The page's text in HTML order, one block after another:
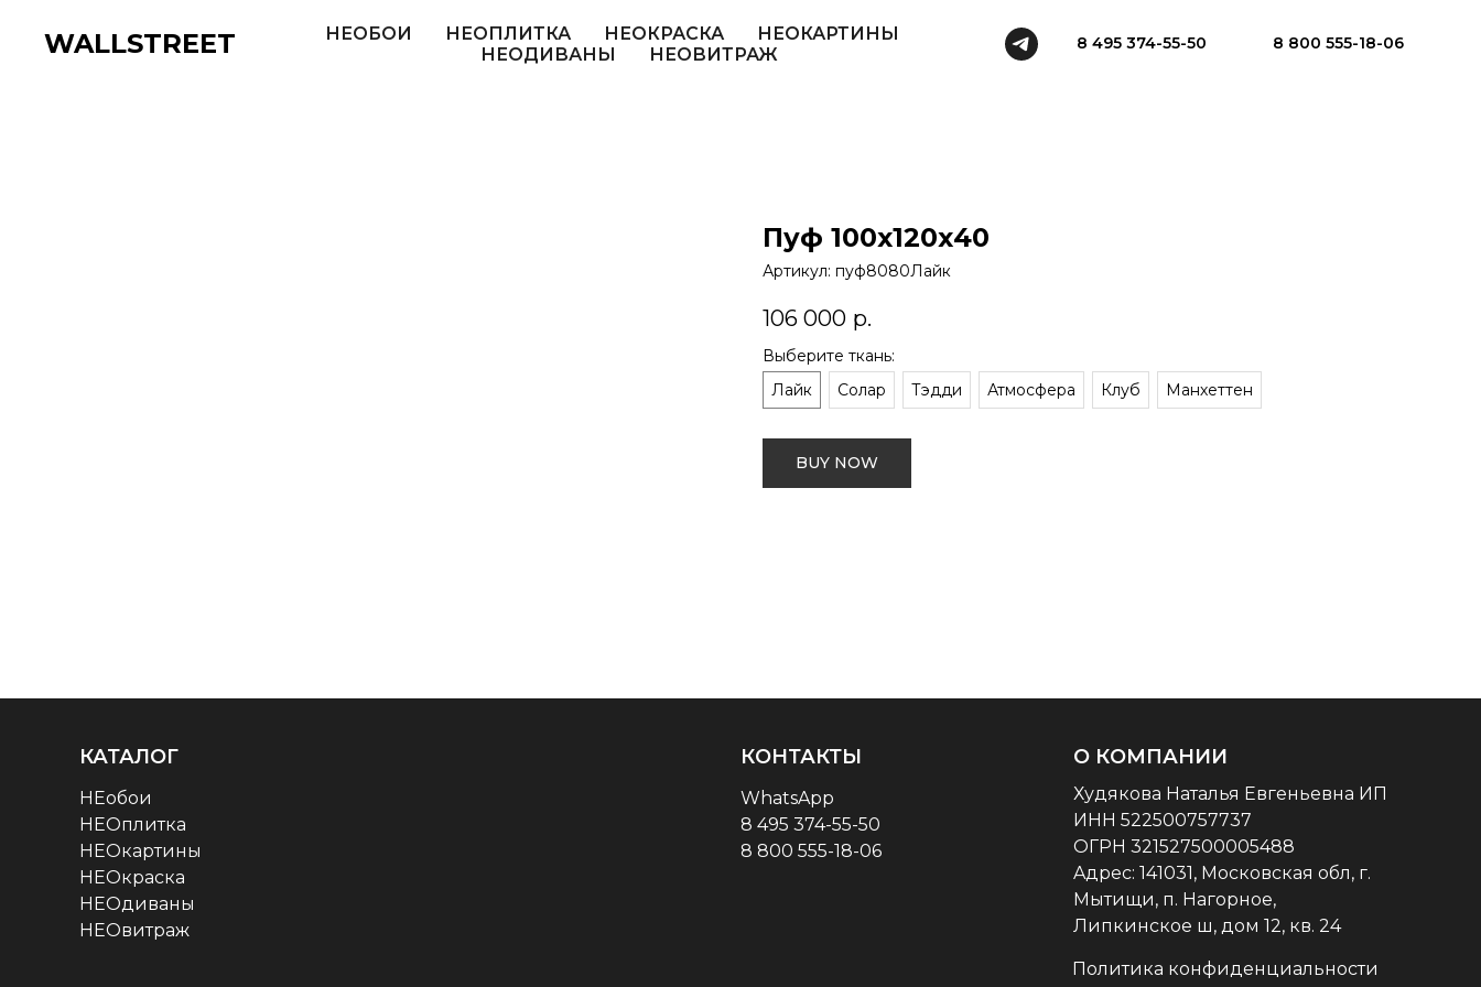
WALLSTREET НЕОБОИ НЕОПЛИТКА НЕОКРАСКА
НЕОКАРТИНЫ
НЕОДИВАНЫ
НЕОВИТРАЖ
8 495 374-55-50 8 800 555-18-06
Пуф 100х120х40
Артикул: пуф8080Лайк
106 000 р.
Выберите ткань:
Лайк
Солар Тэдди Атмосфера Клуб Манхеттен
BUY NOW
КАТАЛОГ
НЕобои
НЕОплитка
НЕОкартины
НЕОкраска
НЕОдиваны
НЕОвитраж
КОНТАКТЫ
WhatsApp
8 495 374-55-50
8 800 555-18-06
Политика конфиденциальности
Худякова Наталья Евгеньевна ИП
ИНН 522500757737
ОГРН 321527500005488
Aдрес: 141031, Московская обл, г.
Мытищи, п. Нагорное,
Липкинское ш, дом 12, кв. 24
О КОМПАНИИ